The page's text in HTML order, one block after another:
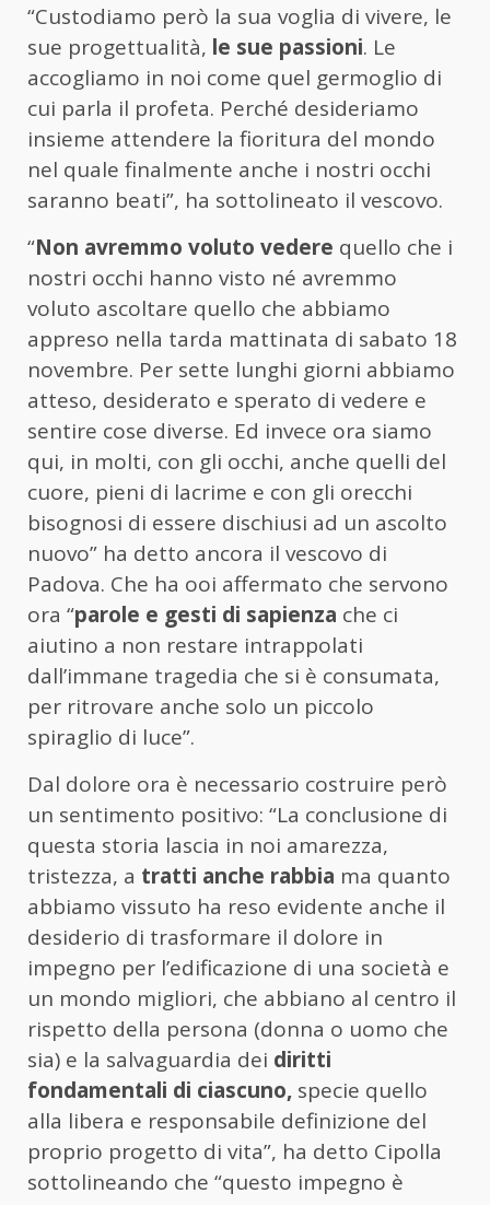
“Custodiamo però la sua voglia di vivere, le
sue progettualità, le sue passioni. Le
accogliamo in noi come quel germoglio di
cui parla il profeta. Perché desideriamo
insieme attendere la fioritura del mondo
nel quale finalmente anche i nostri occhi
saranno beati”, ha sottolineato il vescovo.
“Non avremmo voluto vedere quello che i
nostri occhi hanno visto né avremmo
voluto ascoltare quello che abbiamo
appreso nella tarda mattinata di sabato 18
novembre. Per sette lunghi giorni abbiamo
atteso, desiderato e sperato di vedere e
sentire cose diverse. Ed invece ora siamo
qui, in molti, con gli occhi, anche quelli del
cuore, pieni di lacrime e con gli orecchi
bisognosi di essere dischiusi ad un ascolto
nuovo” ha detto ancora il vescovo di
Padova. Che ha ooi affermato che servono
ora “parole e gesti di sapienza che ci
aiutino a non restare intrappolati
dall’immane tragedia che si è consumata,
per ritrovare anche solo un piccolo
spiraglio di luce”.
Dal dolore ora è necessario costruire però
un sentimento positivo: “La conclusione di
questa storia lascia in noi amarezza,
tristezza, a tratti anche rabbia ma quanto
abbiamo vissuto ha reso evidente anche il
desiderio di trasformare il dolore in
impegno per l’edificazione di una società e
un mondo migliori, che abbiano al centro il
rispetto della persona (donna o uomo che
sia) e la salvaguardia dei diritti
fondamentali di ciascuno, specie quello
alla libera e responsabile definizione del
proprio progetto di vita”, ha detto Cipolla
sottolineando che “questo impegno è